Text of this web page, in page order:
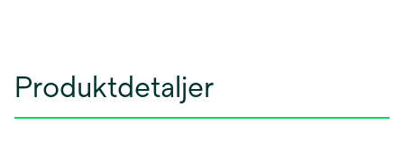
Produktdetaljer